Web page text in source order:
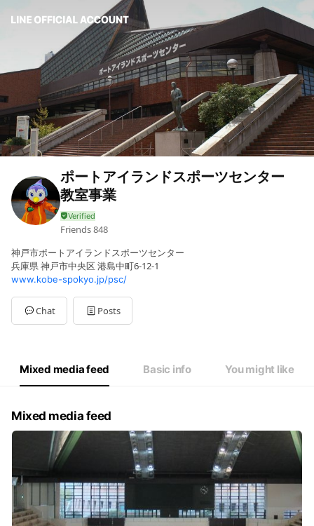
ポートアイランドスポーツセンター
教室事業
Friends848
神戸市ポートアイランドスポーツセンター
兵庫県 神戸市中央区 港島中町6-12-1
www.kobe-spokyo.jp/psc/
Chat Posts
Mixed media feed Basic info You might like
Mixed media feed